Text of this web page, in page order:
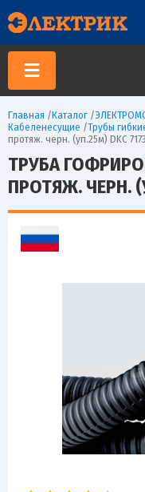
Главная /Каталог /
Кабеленесущие /Трубы
протяж. черн. (уп.25м) DKC
ТРУБА
ПРОТЯЖ. ЧЕРН.